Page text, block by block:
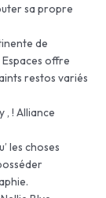
sa propre
de
offre
restos variés
, ! Alliance
les choses